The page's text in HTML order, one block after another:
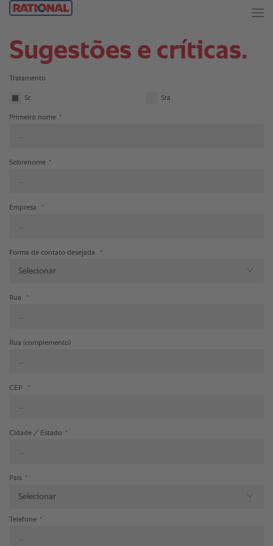
Sugestões e críticas.
Tratamento
Sr. Sra.
Primeiro nome *
Sobrenome *
Empresa *
Forma de contato desejada *
Selecionar
Rua *
Rua (complemento)
CEP *
Cidade / Estado *
País *
Selecionar
Telefone *